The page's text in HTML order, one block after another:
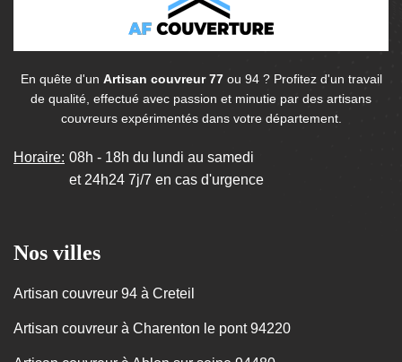
En quête d'un Artisan couvreur 77ou 94 ? Profitez d'un travail
de qualité, effectué avec passion et minutie par des artisans
couvreurs expérimentés dans votre département.
Horaire: 08h - 18h du lundi au samedi
et 24h24 7j/7 en cas d'urgence
Nos villes
Artisan couvreur 94 à Creteil
Artisan couvreur à Charenton le pont 94220